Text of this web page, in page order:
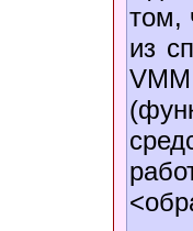
том,
из